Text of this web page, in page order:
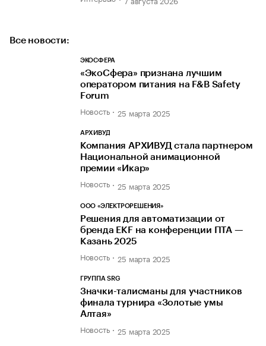
Все новости:
ЭКОСФЕРА
«ЭкоСфера» признана лучшим
оператором питания на F&B Safety
Forum
Новость 25 марта 2025
АРХИВУД
Компания АРХИВУД стала партнером
Национальной анимационной
премии «Икар»
Новость 25 марта 2025
ООО «ЭЛЕКТРОРЕШЕНИЯ»
Решения для автоматизации от
бренда EKF на конференции ПТА —
Казань 2025
Новость 25 марта 2025
ГРУППА SRG
Значки-талисманы для участников
финала турнира «Золотые умы
Алтая»
Новость 25 марта 2025